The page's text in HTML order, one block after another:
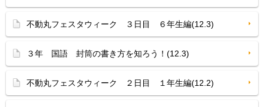
不動丸フェスタウィーク ３日目 ６年生編(12.3)
３年 国語 封筒の書き方を知ろう！(12.3)
不動丸フェスタウィーク ２日目 １年生編(12.2)